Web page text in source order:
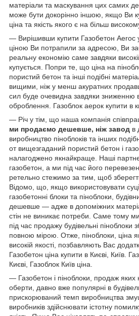
матеріали та маскування цих самих
може бути докорінно іншою, якщо Ви
ціна та якість якого є на більш високому
— Вирішивши купити Газобетон Aeroc
ціною Ви потрапили за адресою, Ви
реальну економію саме завдяки
купується. Попри те, що ціна на
пористий бетон та інші подібні
вищими, ніж у менш акуратних
сил буде очевидна завдяки зниженню
оброблення. Газоблок аерок купити в
— Річ у тім, що наша компанія
ми продаємо дешевше, ніж завод в
виробництво піноблоків та інших
от вищезгаданий пористий бетон і
налагоджено якнайкраще. Наші
газобетон, а ми під час його
ретельно стежимо за тим, щоб зберегти
Відомо, що, якщо використовувати
газобетонні блоки та піноблоки,
дешевше — адже в допоміжних
стін не виникає потреби. Саме тому
під час продажу будівельні
повною мірою. Отже, піноблоки, ціна
високій якості, позбавляють Вас
Газобетон ціна купити в Києві, Київ.
Києві, Газоблок Київ ціна.
— Газобетон і піноблоки, продаж яких
оберти, давно вже популярні в
прискорюваний темп виробництва
виробників здійснювати істотну